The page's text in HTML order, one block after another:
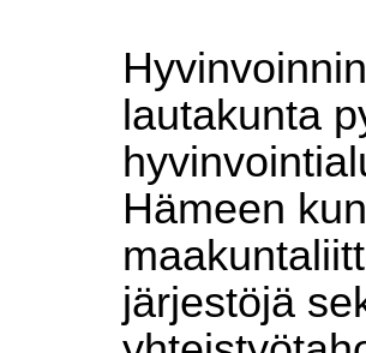
lautakunta
Hämeen
järjestöjä